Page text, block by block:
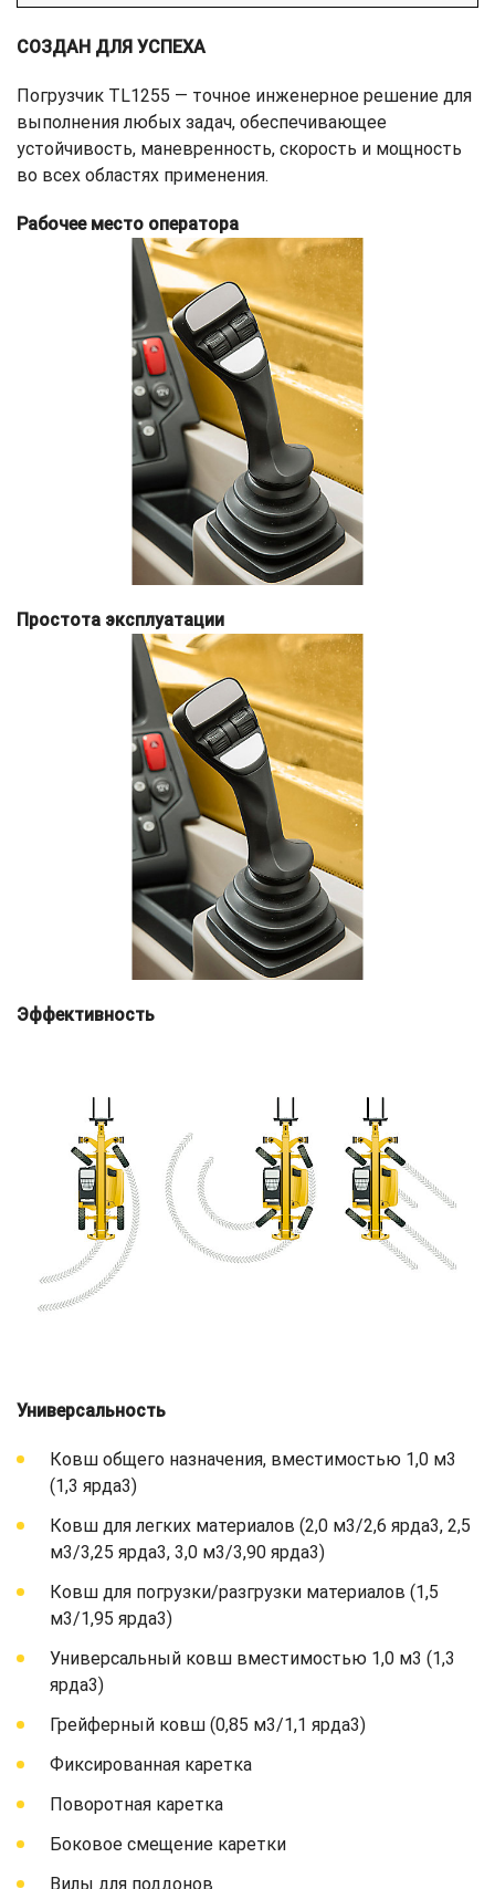
СОЗДАН ДЛЯ УСПЕХА
Погрузчик TL1255 — точное инженерное решение для
выполнения любых задач, обеспечивающее
устойчивость, маневренность, скорость и мощность
во всех областях применения.
Рабочее место оператора
Простота эксплуатации
Эффективность
Универсальность
Ковш общего назначения, вместимостью 1,0 м3
(1,3 ярда3)
Ковш для легких материалов (2,0 м3/2,6 ярда3, 2,5
м3/3,25 ярда3, 3,0 м3/3,90 ярда3)
Ковш для погрузки/разгрузки материалов (1,5
м3/1,95 ярда3)
Универсальный ковш вместимостью 1,0 м3 (1,3
ярда3)
Грейферный ковш (0,85 м3/1,1 ярда3)
Фиксированная каретка
Поворотная каретка
Боковое смещение каретки
Вилы для поддонов